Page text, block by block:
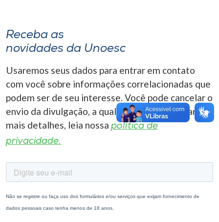
A+
Receba as
novidades da Unoesc
Usaremos seus dados para entrar em contato
com você sobre informações correlacionadas que
podem ser de seu interesse. Você pode cancelar o
envio da divulgação, a qualquer momento. Para
mais detalhes, leia nossa política de
privacidade.